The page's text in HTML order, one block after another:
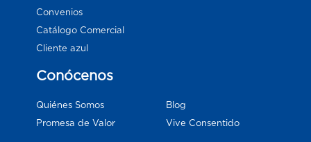
Convenios
Catálogo Comercial
Cliente azul
Conócenos
Quiénes Somos
Promesa de Valor
Blog
Vive Consentido